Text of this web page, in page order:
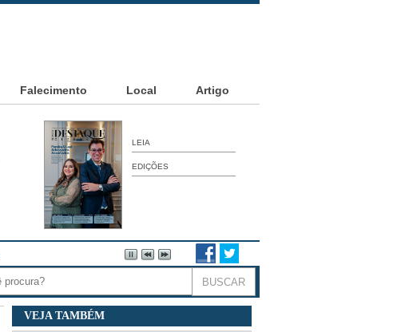
Falecimento Local Artigo
LEIA
EDIÇÕES
VEJA TAMBÉM